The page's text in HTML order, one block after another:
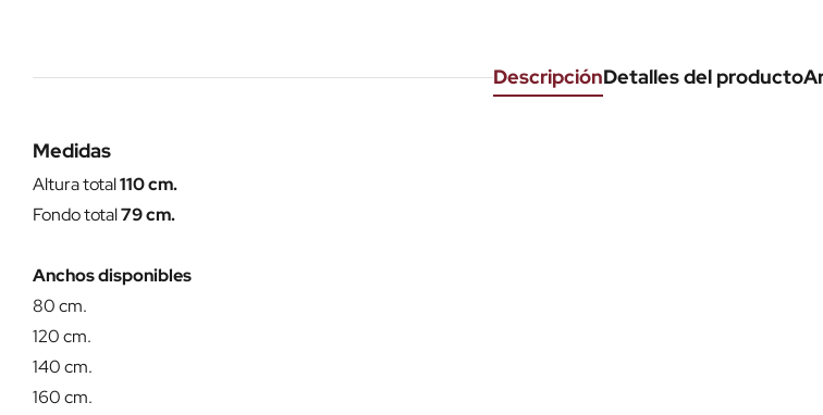
DescripciónDetalles del producto
Medidas
Altura total110 cm.
Fondo total79 cm.
Anchos disponibles
80 cm.
120 cm.
140 cm.
160 cm.